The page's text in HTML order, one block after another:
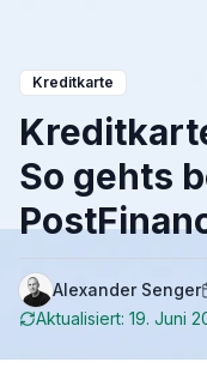
Kreditkarte
So gehts
Alexander Senger
Aktualisiert: 19. Juni